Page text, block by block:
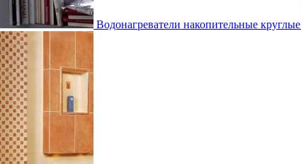
Водонагреватели накопительные круглые